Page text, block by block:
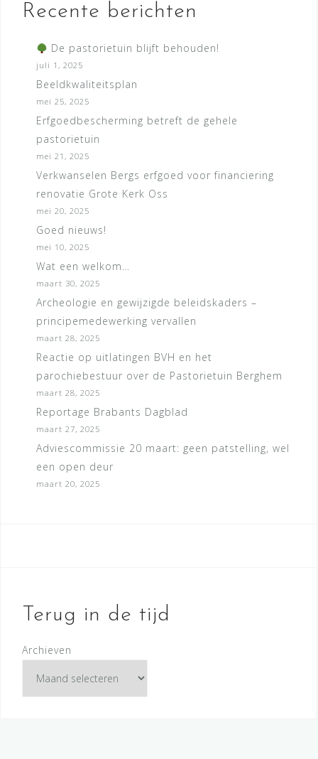
Recente berichten
De pastorietuin blijft behouden!
juli 1, 2025
Beeldkwaliteitsplan
mei 25, 2025
Erfgoedbescherming betreft de gehele
pastorietuin
mei 21, 2025
Verkwanselen Bergs erfgoed voor financiering
renovatie Grote Kerk Oss
mei 20, 2025
Goed nieuws!
mei 10, 2025
Wat een welkom…
maart 30, 2025
Archeologie en gewijzigde beleidskaders –
principemedewerking vervallen
maart 28, 2025
Reactie op uitlatingen BVH en het
parochiebestuur over de Pastorietuin Berghem
maart 28, 2025
Reportage Brabants Dagblad
maart 27, 2025
Adviescommissie 20 maart: geen patstelling, wel
een open deur
maart 20, 2025
Terug in de tijd
Archieven